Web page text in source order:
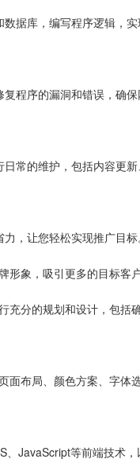
据库，编写程序逻辑，实
程序的漏洞和错误，确
常的维护，包括内容更新
，让您轻松实现推广目标
象，吸引更多的目标客
分的规划和设计，包括
布局、颜色方案、字体
JavaScript等前端技术